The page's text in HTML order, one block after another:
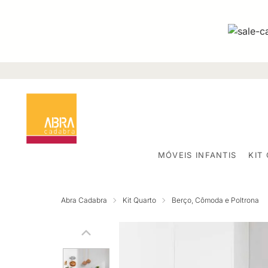
MÓVEIS INFANTIS KIT
Abra Cadabra Kit Quarto Berço, Cômoda e Poltrona